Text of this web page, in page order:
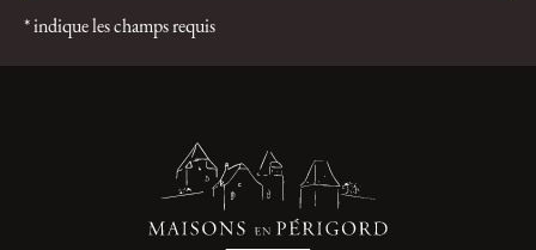
* indique les champs requis